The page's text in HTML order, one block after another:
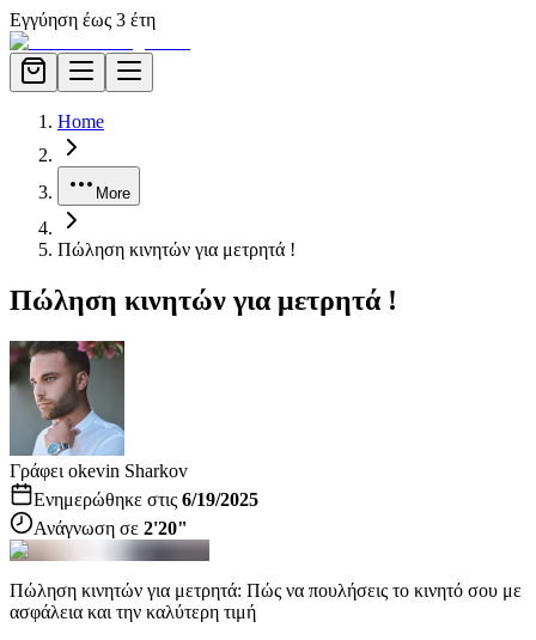
Εγγύηση έως 3 έτη
Home
More
Πώληση κινητών για μετρητά !
Πώληση κινητών για μετρητά !
Γράφει οkevin Sharkov
Ενημερώθηκε στις 6/19/2025
Ανάγνωση σε 2'20"
Πώληση κινητών για μετρητά: Πώς να πουλήσεις το κινητό σου με
ασφάλεια και την καλύτερη τιμή